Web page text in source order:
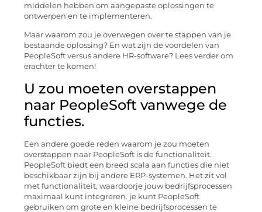
middelen hebben om aangepaste oplossingen te
ontwerpen en te implementeren.
Maar waarom zou je overwegen over te stappen van je
bestaande oplossing? En wat zijn de voordelen van
PeopleSoft versus andere HR-software? Lees verder om
erachter te komen!
U zou moeten overstappen
naar PeopleSoft vanwege de
functies.
Een andere goede reden waarom je zou moeten
overstappen naar PeopleSoft is de functionaliteit.
PeopleSoft biedt een breed scala aan functies die niet
beschikbaar zijn bij andere ERP-systemen. Het zit vol
met functionaliteit, waardoorje jouw bedrijfsprocessen
maximaal kunt integreren. je kunt PeopleSoft
gebruiken om grote en kleine bedrijfsprocessen te